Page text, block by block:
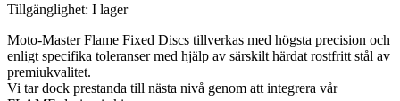
Tillgänglighet: I lager
Moto-Master Flame Fixed Discs tillverkas med högsta precision och
enligt specifika toleranser med hjälp av särskilt härdat rostfritt stål av
premiukvalitet.
Vi tar dock prestanda till nästa nivå genom att integrera vår